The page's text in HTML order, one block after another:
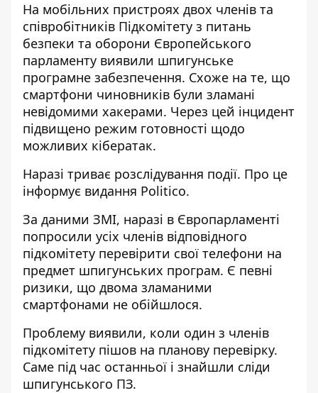
На мобільних пристроях двох членів та
співробітників Підкомітету з питань
безпеки та оборони Європейського
парламенту виявили шпигунське
програмне забезпечення. Схоже на те, що
смартфони чиновників були зламані
невідомими хакерами. Через цей інцидент
підвищено режим готовності щодо
можливих кібератак.
Наразі триває розслідування події. Про це
інформує видання Politico.
За даними ЗМІ, наразі в Європарламенті
попросили усіх членів відповідного
підкомітету перевірити свої телефони на
предмет шпигунських програм. Є певні
ризики, що двома зламаними
смартфонами не обійшлося.
Проблему виявили, коли один з членів
підкомітету пішов на планову перевірку.
Саме під час останньої і знайшли сліди
шпигунського ПЗ.